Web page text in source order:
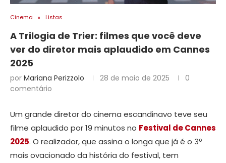
Cinema Listas
A Trilogia de Trier: filmes que você deve
ver do diretor mais aplaudido em Cannes
2025
por Mariana Perizzolo 28 de maio de 2025
0
comentário
Um grande diretor do cinema escandinavo teve seu
filme aplaudido por 19 minutos no Festival de Cannes
2025. O realizador, que assina o longa que já é o 3º
mais ovacionado da história do festival, tem